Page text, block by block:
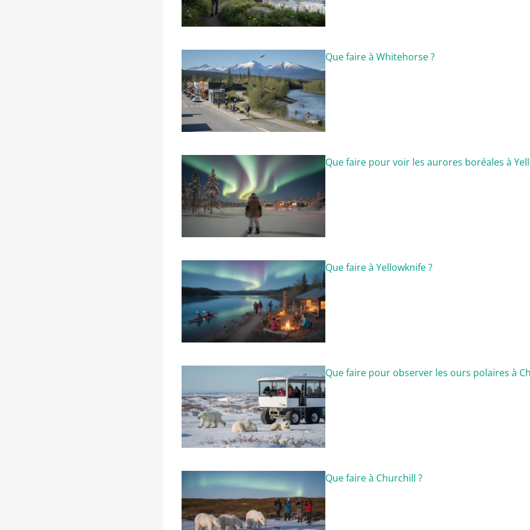
Que faire à Whitehorse ?
Que faire pour voir les aurores boréales à
Que faire à Yellowknife ?
Que faire pour observer les ours polaires à
Que faire à Churchill ?